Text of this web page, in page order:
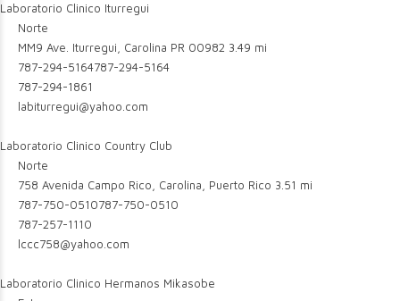
Laboratorio Clinico Iturregui
Norte
MM9 Ave. Iturregui, Carolina PR 00982 3.49 mi
787-294-5164787-294-5164
787-294-1861
labiturregui@yahoo.com
Laboratorio Clinico Country Club
Norte
758 Avenida Campo Rico, Carolina, Puerto Rico 3.51 mi
787-750-0510787-750-0510
787-257-1110
lccc758@yahoo.com
Laboratorio Clinico Hermanos Mikasobe